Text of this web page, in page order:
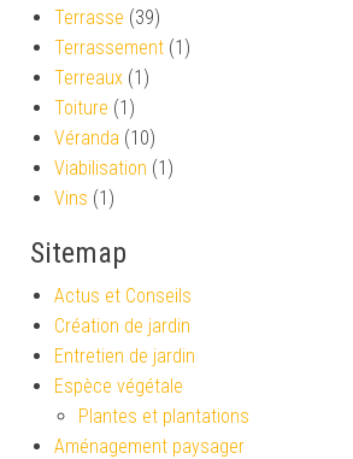
Terrasse (39)
Terrassement (1)
Terreaux (1)
Toiture (1)
Véranda (10)
Viabilisation (1)
Vins (1)
Sitemap
Actus et Conseils
Création de jardin
Entretien de jardin
Espèce végétale
Plantes et plantations
Aménagement paysager